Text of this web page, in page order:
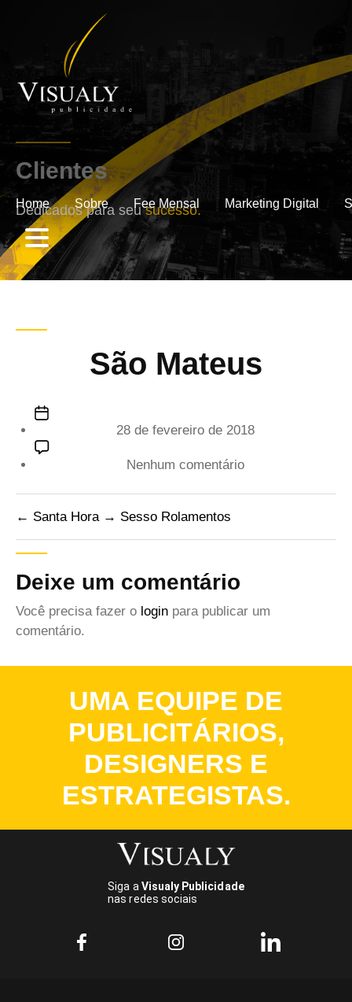
Home Sobre Fee Mensal Marketing Digital
Clientes.
Dedicados para seusucesso.
São Mateus
de
28 de fevereiro de 2018
Nenhum comentárioem
← Santa Hora → Sesso Rolamentos
Deixe um comentário
Você precisa fazer o login para publicar um
comentário.
UMA EQUIPE DE
PUBLICITÁRIOS,
DESIGNERS E
ESTRATEGISTAS.
Siga a Visualy Publicidade
nas redes sociais